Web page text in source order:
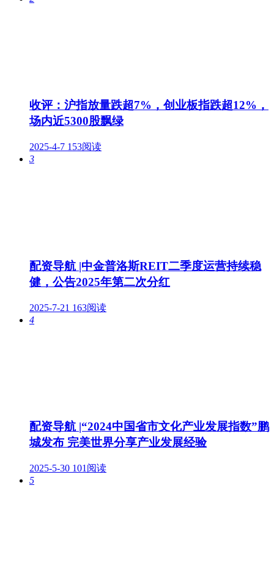
收评：沪指放量跌超7%，创业板指跌超12%，
场内近5300股飘绿
2025-4-7 153阅读
3
配资导航 |中金普洛斯REIT二季度运营持续稳
健，公告2025年第二次分红
2025-7-21 163阅读
4
配资导航 |“2024中国省市文化产业发展指数”鹏
城发布 完美世界分享产业发展经验
2025-5-30 101阅读
5